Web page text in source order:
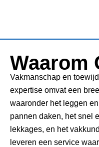
Waarom
Vakmanschap en
expertise omvat een
waaronder het leggen
pannen daken, het snel
lekkages, en het
leveren een service